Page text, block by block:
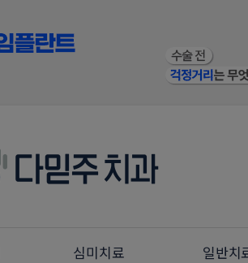
심미치료 일반치